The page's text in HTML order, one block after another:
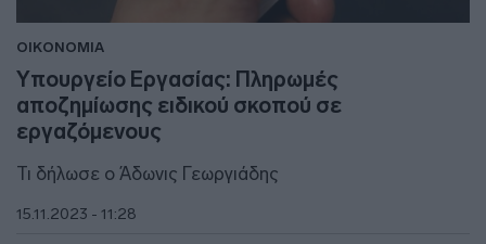
ΟΙΚΟΝΟΜΙΑ
Υπουργείο Εργασίας: Πληρωμές
αποζημίωσης ειδικού σκοπού σε
εργαζόμενους
Τι δήλωσε ο Άδωνις Γεωργιάδης
15.11.2023 - 11:28